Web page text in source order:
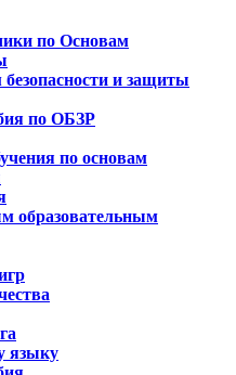
по Основам
и защиты
по ОБЗР
по основам
образовательным
языку